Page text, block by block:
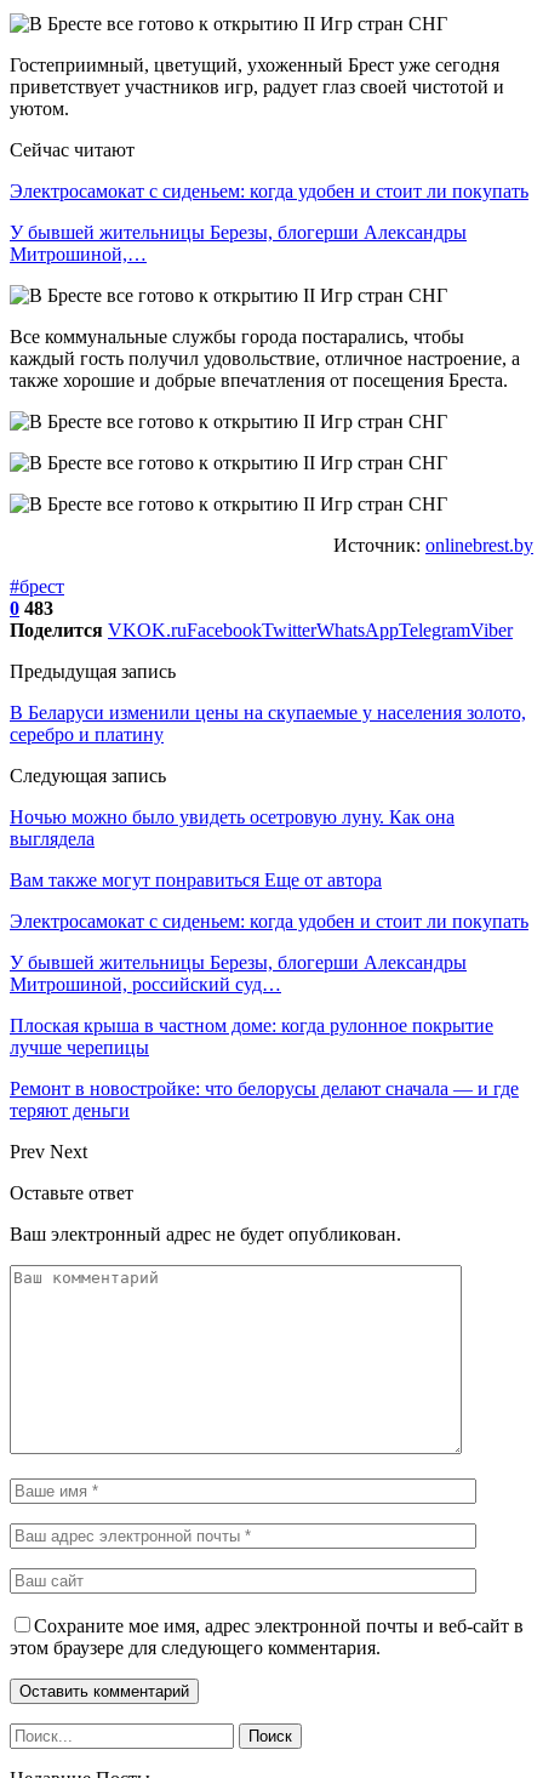
Гостеприимный, цветущий, ухоженный Брест уже сегодня
приветствует участников игр, радует глаз своей чистотой и
уютом.
Сейчас читают
Электросамокат с сиденьем: когда удобен и стоит ли покупать
У бывшей жительницы Березы, блогерши Александры
Митрошиной,…
Все коммунальные службы города постарались, чтобы
каждый гость получил удовольствие, отличное настроение, а
также хорошие и добрые впечатления от посещения Бреста.
Источник: onlinebrest.by
#брест
0 483
Поделится VKOK.ruFacebookTwitterWhatsAppTelegramViber
Предыдущая запись
В Беларуси изменили цены на скупаемые у населения золото,
серебро и платину
Следующая запись
Ночью можно было увидеть осетровую луну. Как она
выглядела
Вам также могут понравиться Еще от автора
Электросамокат с сиденьем: когда удобен и стоит ли покупать
У бывшей жительницы Березы, блогерши Александры
Митрошиной, российский суд…
Плоская крыша в частном доме: когда рулонное покрытие
лучше черепицы
Ремонт в новостройке: что белорусы делают сначала — и где
теряют деньги
Prev Next
Оставьте ответ
Ваш электронный адрес не будет опубликован.
Сохраните мое имя, адрес электронной почты и веб-сайт в
этом браузере для следующего комментария.